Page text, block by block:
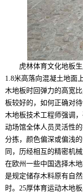
虎林体育文化地板生
1.8米高落向混凝土地面
木地板时回弹力的高宽
板较好的，如何正确对
木地板技术工程师强调
动场馆全体人员灵活性
分拣，颜色偏深或偏浅
同，历经相互的精密机
在欧州一些中国选择木
是规定储存木料原有自
时。25厚体育运动木地板